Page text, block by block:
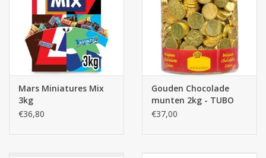
Mars Miniatures Mix
3kg
€36,80
Gouden Chocolade
munten 2kg - TUBO
€37,00